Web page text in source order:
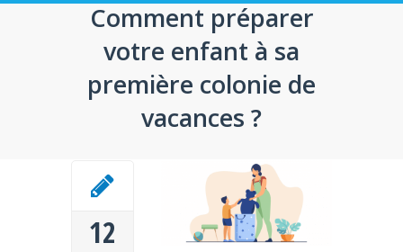
Comment préparer
votre enfant à sa
première colonie de
vacances ?
12